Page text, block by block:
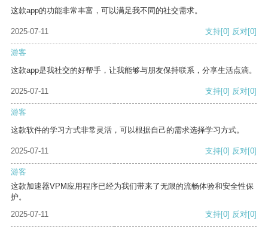
这款app的功能非常丰富，可以满足我不同的社交需求。
2025-07-11 支持[0] 反对[0]
游客
这款app是我社交的好帮手，让我能够与朋友保持联系，分享生活点滴。
2025-07-11 支持[0] 反对[0]
游客
这款软件的学习方式非常灵活，可以根据自己的需求选择学习方式。
2025-07-11 支持[0] 反对[0]
游客
这款加速器VPM应用程序已经为我们带来了无限的流畅体验和安全性保
护。
2025-07-11
支持[0] 反对[0]